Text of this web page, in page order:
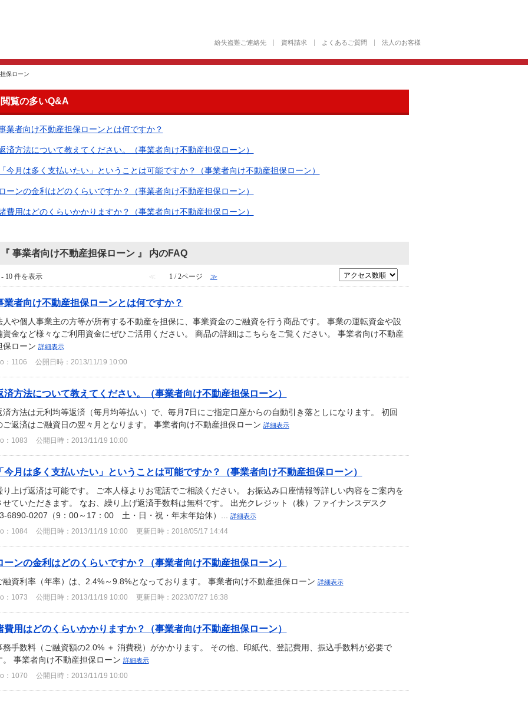
紛失盗難ご連絡先 資料請求 よくあるご質問 法人のお客様
保ローン
閲覧の多いQ&A
業者向け不動産担保ローンとは何ですか？
済方法について教えてください。（事業者向け不動産担保ローン）
「今月は多く支払いたい」ということは可能ですか？（事業者向け不動産担保ローン）
ローンの金利はどのくらいですか？（事業者向け不動産担保ローン）
費用はどのくらいかかりますか？（事業者向け不動産担保ローン）
『 事業者向け不動産担保ローン 』 内のFAQ
- 10 件を表示 ≪ 1 / 2ページ ≫
業者向け不動産担保ローンとは何ですか？
人や個人事業主の方等が所有する不動産を担保に、事業資金のご融資を行う商品です。 事業の運転資金や設
資金など様々なご利用資金にぜひご活用ください。 商品の詳細はこちらをご覧ください。 事業者向け不動産
保ローン 詳細表示
：1106 公開日時：2013/11/19 10:00
済方法について教えてください。（事業者向け不動産担保ローン）
済方法は元利均等返済（毎月均等払い）で、毎月7日にご指定口座からの自動引き落としになります。 初回
ご返済はご融資日の翌々月となります。 事業者向け不動産担保ローン 詳細表示
：1083 公開日時：2013/11/19 10:00
「今月は多く支払いたい」ということは可能ですか？（事業者向け不動産担保ローン）
り上げ返済は可能です。 ご本人様よりお電話でご相談ください。 お振込み口座情報等詳しい内容をご案内を
せていただきます。 なお、繰り上げ返済手数料は無料です。 出光クレジット（株）ファイナンスデスク
6890-0207（9：00～17：00 土・日・祝・年末年始休）...
詳細表示
：1084 公開日時：2013/11/19 10:00 更新日時：2018/05/17 14:44
ーンの金利はどのくらいですか？（事業者向け不動産担保ローン）
融資利率（年率）は、2.4%～9.8%となっております。 事業者向け不動産担保ローン 詳細表示
：1073 公開日時：2013/11/19 10:00 更新日時：2023/07/27 16:38
費用はどのくらいかかりますか？（事業者向け不動産担保ローン）
務手数料（ご融資額の2.0% ＋ 消費税）がかかります。 その他、印紙代、登記費用、振込手数料が必要で
。 事業者向け不動産担保ローン 詳細表示
：1070 公開日時：2013/11/19 10:00